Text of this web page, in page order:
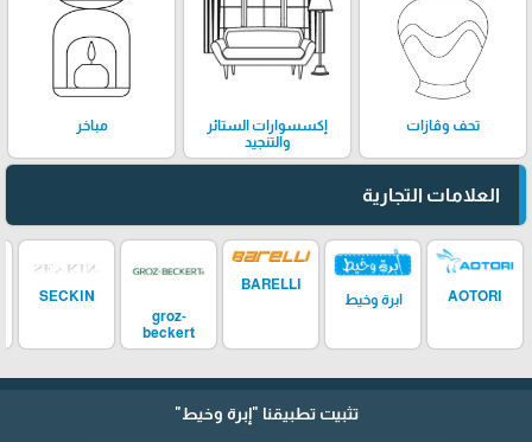
تحف وڤازات
إكسسوارات الستائر
والتنجيد
مباخر
العلامات التجارية
AOTORI ابرة وخيط
BARELLI
groz-
beckert
SECKIN
تثبيت تطبيقنا "إبرة وخيط"